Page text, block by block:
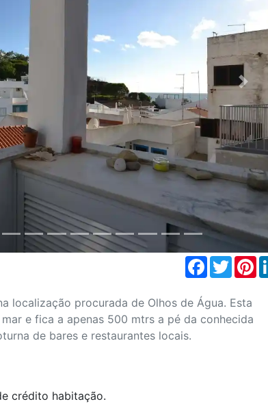
Next
Facebook
Twitter
localização procurada de Olhos de Água. Esta
e fica a apenas 500 mtrs a pé da conhecida
de bares e restaurantes locais.
crédito habitação.